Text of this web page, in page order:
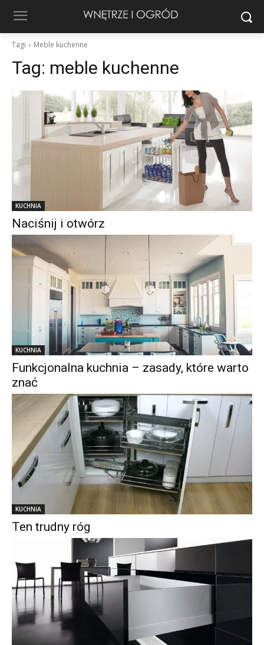
Tagi Meble kuchenne
Tag: meble kuchenne
KUCHNIA
Naciśnij i otwórz
KUCHNIA
Funkcjonalna kuchnia – zasady, które warto
znać
KUCHNIA
Ten trudny róg